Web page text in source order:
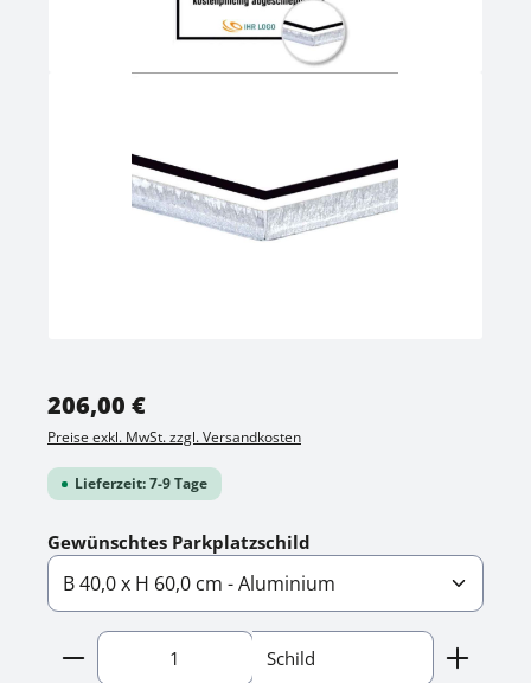
Regulärer Preis:
206,00 €
Preise exkl. MwSt. zzgl. Versandkosten
Lieferzeit: 7-9 Tage
Gewünschtes Parkplatzschild
Produkt Anzahl: Gib den gewünschten Wert
Schild